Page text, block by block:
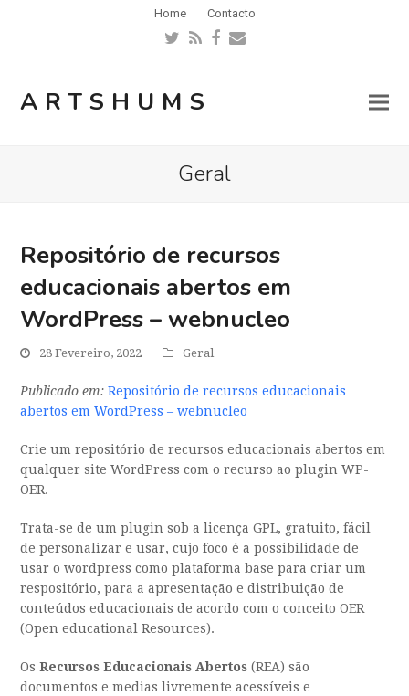
Home Contacto
Twitter
RSSFacebook
Email
ARTSHUMS
Geral
Repositório de recursos
educacionais abertos em
WordPress – webnucleo
28 Fevereiro, 2022 Geral
Publicado em: Repositório de recursos educacionais
abertos em WordPress – webnucleo
Crie um repositório de recursos educacionais abertos em
qualquer site WordPress com o recurso ao plugin WP-
OER.
Trata-se de um plugin sob a licença GPL, gratuito, fácil
de personalizar e usar, cujo foco é a possibilidade de
usar o wordpress como plataforma base para criar um
respositório, para a apresentação e distribuição de
conteúdos educacionais de acordo com o conceito OER
(Open educational Resources).
OsRecursos Educacionais Abertos (REA) são
documentos e medias livremente acessíveis e